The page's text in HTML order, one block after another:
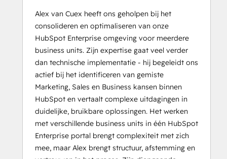
Alex van Cuex heeft ons geholpen bij het
consolideren en optimaliseren van onze
HubSpot Enterprise omgeving voor meerdere
business units. Zijn expertise gaat veel verder
dan technische implementatie - hij begeleidt ons
actief bij het identificeren van gemiste
Marketing, Sales en Business kansen binnen
HubSpot en vertaalt complexe uitdagingen in
duidelijke, bruikbare oplossingen. Het werken
met verschillende business units in één HubSpot
Enterprise portal brengt complexiteit met zich
mee, maar Alex brengt structuur, afstemming en